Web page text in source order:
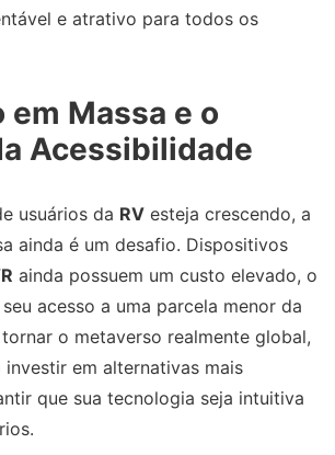
e atrativo para todos os
em Massa e o
Acessibilidade
usuários da RV esteja crescendo, a
ainda é um desafio. Dispositivos
ainda possuem um custo elevado, o
acesso a uma parcela menor da
o metaverso realmente global,
em alternativas mais
que sua tecnologia seja intuitiva